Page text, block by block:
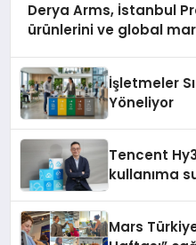
Derya Arms, İstanbul
ürünlerini ve global
İşletmeler
Yöneliyor
Tencent
kullanıma
Mars